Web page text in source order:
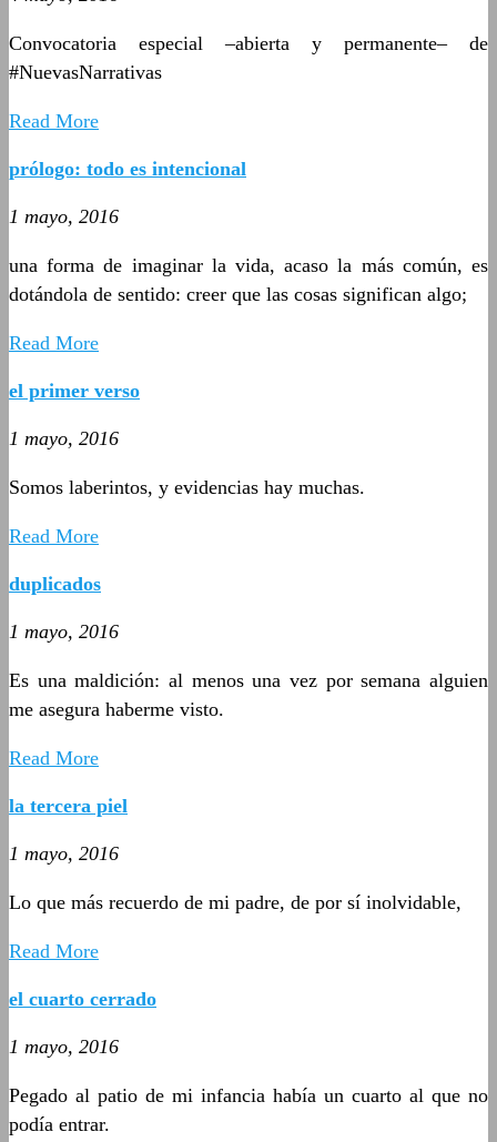
Convocatoria especial –abierta y permanente­– de
#NuevasNarrativas
Read More
prólogo: todo es intencional
1 mayo, 2016
una forma de imaginar la vida, acaso la más común, es
dotándola de sentido: creer que las cosas significan algo;
Read More
el primer verso
1 mayo, 2016
Somos laberintos, y evidencias hay muchas.
Read More
duplicados
1 mayo, 2016
Es una maldición: al menos una vez por semana alguien
me asegura haberme visto.
Read More
la tercera piel
1 mayo, 2016
Lo que más recuerdo de mi padre, de por sí inolvidable,
Read More
el cuarto cerrado
1 mayo, 2016
Pegado al patio de mi infancia había un cuarto al que no
podía entrar.